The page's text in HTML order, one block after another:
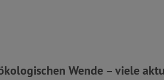
Wende – viele